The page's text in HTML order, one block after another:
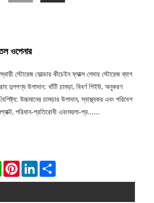
ওপেনার
স্টোরেজ ফোল্ডার কীচেইন ফ্যাক্স লেদার স্টোরেজ ব্যাগ
দুলপণ্য উপাদান: খাঁটি চামড়া, বিবর্ণ পিইউ, অনুকরণ
উচ্চমানের চামড়ার উপাদান, স্বাস্থ্যকর এবং পরিবেশ
পরিধান-প্রতিরোধী এবংময়লা-প্র......
WhatsAppPinterestLinkedInShare